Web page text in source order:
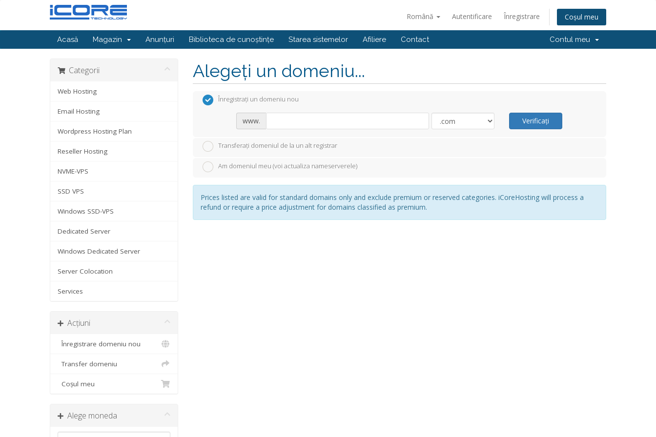
Română Autentificare Înregistrare Coșul meu
Acasă Magazin Anunțuri Biblioteca de cunoștințe Starea sistemelor Afiliere Contact Contul meu
Categorii
Web Hosting
Email Hosting
Wordpress Hosting Plan
Reseller Hosting
NVME-VPS
SSD VPS
Windows SSD-VPS
Dedicated Server
Windows Dedicated Server
Server Colocation
Services
Acțiuni
Înregistrare domeniu nou
Transfer domeniu
Coșul meu
Alege moneda
Alegeți un domeniu...
Înregistrați un domeniu nou
www. Verificați
Transferați domeniul de la un alt registrar
Am domeniul meu (voi actualiza nameserverele)
Prices listed are valid for standard domains only and exclude premium or reserved categories. iCoreHosting will process a
refund or require a price adjustment for domains classified as premium.